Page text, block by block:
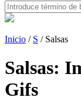
Inicio / S / Salsas
Salsas:
Gifs